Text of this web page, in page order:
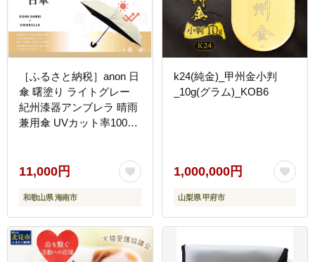
［ふるさと納税］anon 日
傘 曙塗り ライトグレー
紀州漆器アンブレラ 晴雨
兼用傘 UVカット率100％
11,000円
和歌山県 海南市
k24(純金)_甲州金小判
_10g(グラム)_KOB6
1,000,000円
山梨県 甲府市